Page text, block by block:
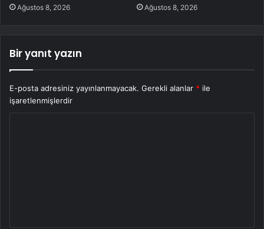
Ağustos 8, 2026 Ağustos 8, 2026
Bir yanıt yazın
E-posta adresiniz yayınlanmayacak. Gerekli alanlar * ile
işaretlenmişlerdir